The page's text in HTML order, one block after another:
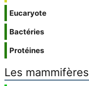
Eucaryote
Bactéries
Protéines
Les mammifères